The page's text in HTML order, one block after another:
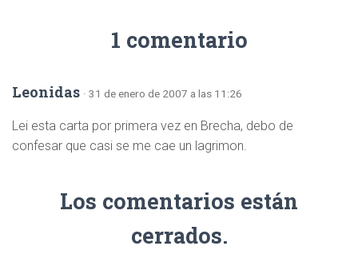
1 comentario
Leonidas · 31 de enero de 2007 a las 11:26
Lei esta carta por primera vez en Brecha, debo de
confesar que casi se me cae un lagrimon.
Los comentarios están
cerrados.